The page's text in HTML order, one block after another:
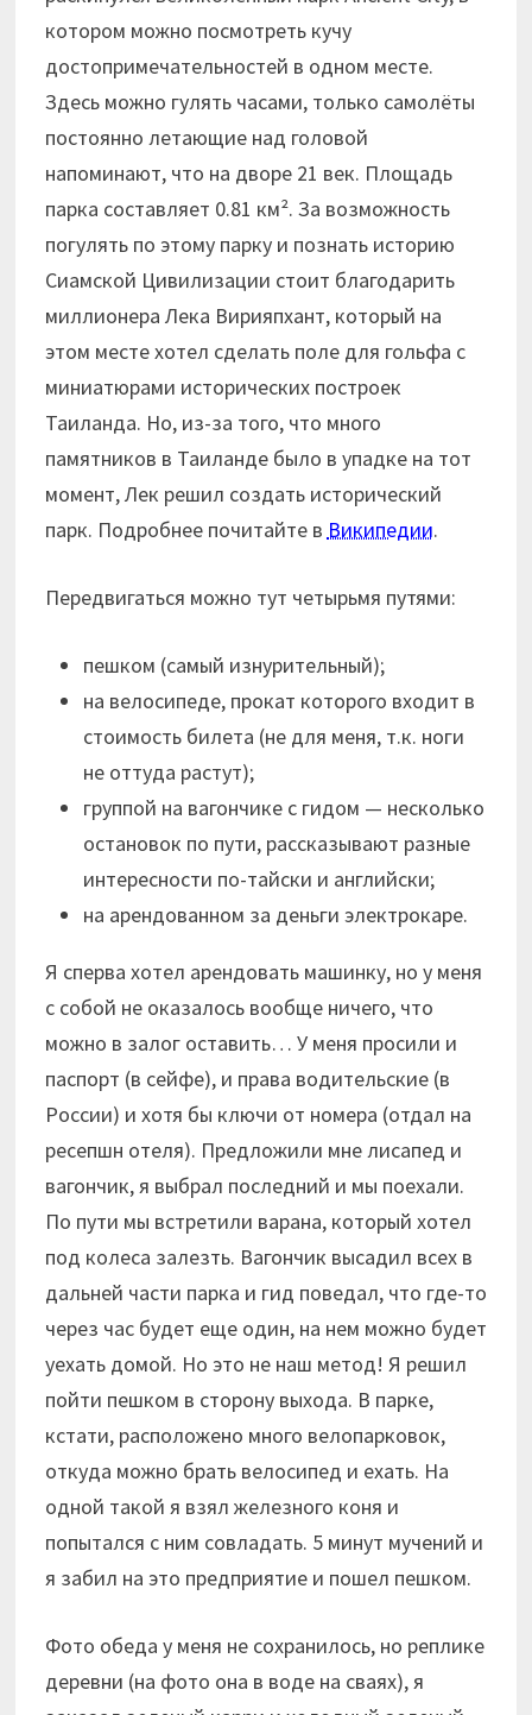
котором можно посмотреть кучу
достопримечательностей в одном месте.
Здесь можно гулять часами, только самолёты
постоянно летающие над головой
напоминают, что на дворе 21 век. Площадь
парка составляет 0.81 км². За возможность
погулять по этому парку и познать историю
Сиамской Цивилизации стоит благодарить
миллионера Лека Вирияпхант, который на
этом месте хотел сделать поле для гольфа с
миниатюрами исторических построек
Таиланда. Но, из-за того, что много
памятников в Таиланде было в упадке на тот
момент, Лек решил создать исторический
парк. Подробнее почитайте в Википедии.
Передвигаться можно тут четырьмя путями:
пешком (самый изнурительный);
на велосипеде, прокат которого входит в
стоимость билета (не для меня, т.к. ноги
не оттуда растут);
группой на вагончике с гидом — несколько
остановок по пути, рассказывают разные
интересности по-тайски и английски;
на арендованном за деньги электрокаре.
Я сперва хотел арендовать машинку, но у меня
с собой не оказалось вообще ничего, что
можно в залог оставить… У меня просили и
паспорт (в сейфе), и права водительские (в
России) и хотя бы ключи от номера (отдал на
ресепшн отеля). Предложили мне лисапед и
вагончик, я выбрал последний и мы поехали.
По пути мы встретили варана, который хотел
под колеса залезть. Вагончик высадил всех в
дальней части парка и гид поведал, что где-то
через час будет еще один, на нем можно будет
уехать домой. Но это не наш метод! Я решил
пойти пешком в сторону выхода. В парке,
кстати, расположено много велопарковок,
откуда можно брать велосипед и ехать. На
одной такой я взял железного коня и
попытался с ним совладать. 5 минут мучений и
я забил на это предприятие и пошел пешком.
Фото обеда у меня не сохранилось, но реплике
деревни (на фото она в воде на сваях), я